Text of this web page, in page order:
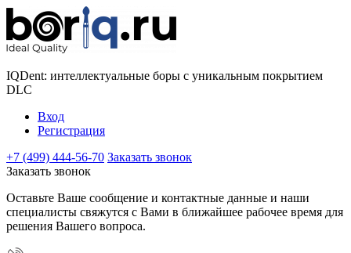
IQDent: интеллектуальные боры с уникальным покрытием
DLC
Вход
Регистрация
+7 (499) 444-56-70 Заказать звонок
Заказать звонок
Оставьте Ваше сообщение и контактные данные и наши
специалисты свяжутся с Вами в ближайшее рабочее время для
решения Вашего вопроса.